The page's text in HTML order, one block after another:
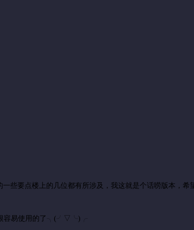
些要点楼上的几位都有所涉及，我这就是个话唠版本，希
很容易使用的了╮(╯▽╰)╭